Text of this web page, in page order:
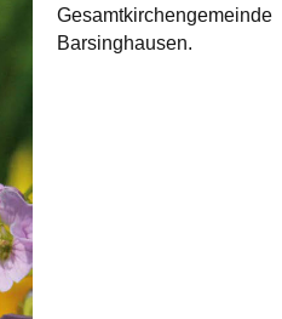
Gesamtkirchengemeinde
Barsinghausen.